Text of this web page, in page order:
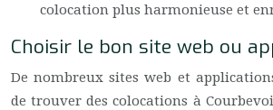
colocation plus harmonieuse et
Choisir le bon site web ou
De nombreux sites web et
de trouver des colocations à